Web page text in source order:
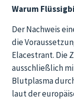
Warum
Der Nachweis
die
Elacestrant. Die
ausschließlich
Blutplasma
laut der